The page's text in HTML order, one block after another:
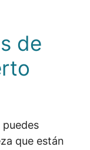
de
que están